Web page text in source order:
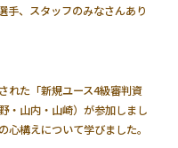
手、スタッフのみなさんあり
れた「新規ユース4級審判資
・山内・山崎）が参加しまし
構えについて学びました。